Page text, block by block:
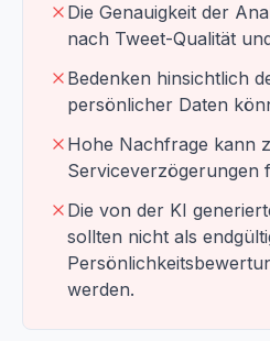
Die Genauigkeit der
nach Tweet-Qualität
Bedenken hinsichtlich
persönlicher Daten
Hohe Nachfrage kann
Serviceverzögerungen
Die von der KI
sollten nicht als
werden.